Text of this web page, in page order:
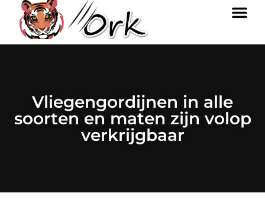
Vliegengordijnen in alle
soorten en maten zijn volop
verkrijgbaar